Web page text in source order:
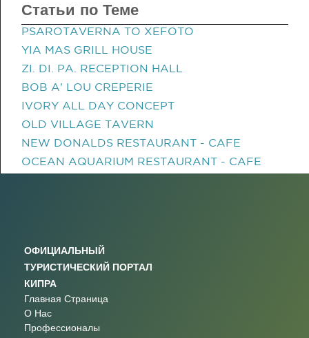
Статьи по Теме
PSAROTAVERNA TO XEFOTO
YIA MAS GRILL HOUSE
ZI. DI. PA. RECEPTION HALL
BOB A' LOU CREPERIE
IVORY ALL DAY CONCEPT
OLD VILLAGE TAVERN
NEW DONALDS RESTAURANT - CAFE
OCEAN AQUARIUM RESTAURANT - CAFE
ОФИЦИАЛЬНЫЙ
ТУРИСТИЧЕСКИЙ ПОРТАЛ
КИПРА
Главная Страница
О Нас
Профессионалы